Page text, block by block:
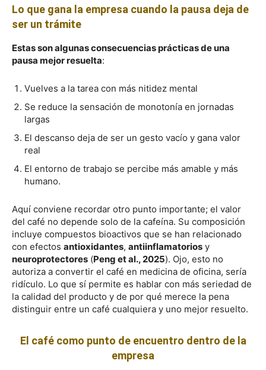
Lo que gana la empresa cuando la pausa deja de
ser un trámite
Estas son algunas consecuencias prácticas de una
pausa mejor resuelta:
Vuelves a la tarea con más nitidez mental
Se reduce la sensación de monotonía en jornadas
largas
El descanso deja de ser un gesto vacío y gana valor
real
El entorno de trabajo se percibe más amable y más
humano.
Aquí conviene recordar otro punto importante; el valor
del café no depende solo de la cafeína. Su composición
incluye compuestos bioactivos que se han relacionado
con efectos antioxidantes, antiinflamatorios y
neuroprotectores (Peng et al., 2025). Ojo, esto no
autoriza a convertir el café en medicina de oficina, sería
ridículo. Lo que sí permite es hablar con más seriedad de
la calidad del producto y de por qué merece la pena
distinguir entre un café cualquiera y uno mejor resuelto.
El café como punto de encuentro dentro de la
empresa